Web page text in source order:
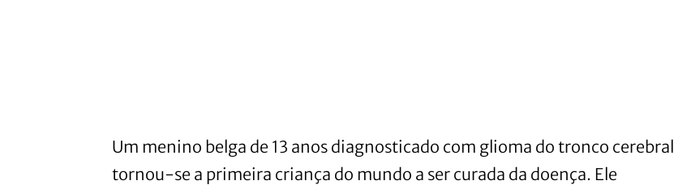
Um menino belga de 13 anos diagnosticado com glioma do tronco cerebral
tornou-se a primeira criança do mundo a ser curada da doença. Ele